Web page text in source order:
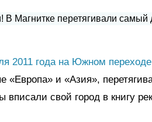
2011 года на Южном переходе
«Европа» и «Азия»,
вписали свой город в книгу